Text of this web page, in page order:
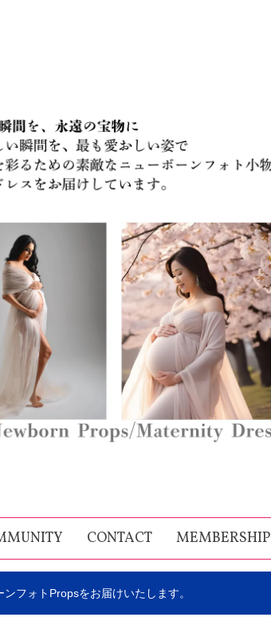
CONTACT MEMBERSHIP
フォトPropsをお届けいたします。